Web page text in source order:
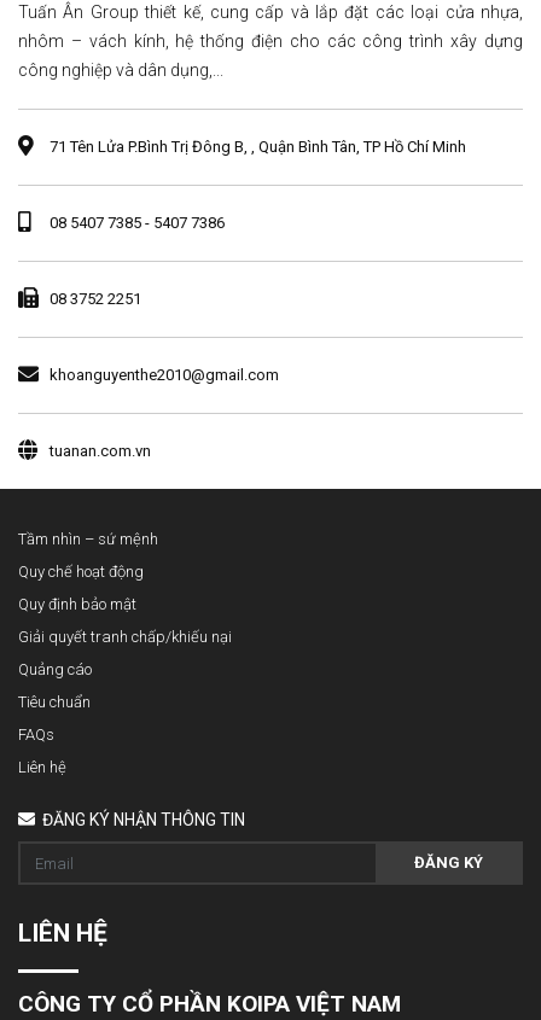
Tuấn Ân Group thiết kế, cung cấp và lắp đặt các loại cửa nhựa,
nhôm – vách kính, hệ thống điện cho các công trình xây dựng
công nghiệp và dân dụng,...
71 Tên Lửa P.Bình Trị Đông B, , Quận Bình Tân, TP Hồ Chí Minh
08 5407 7385 - 5407 7386
08 3752 2251
khoanguyenthe2010@gmail.com
tuanan.com.vn
Tầm nhìn – sứ mệnh
Quy chế hoạt động
Quy định bảo mật
Giải quyết tranh chấp/khiếu nại
Quảng cáo
Tiêu chuẩn
FAQs
Liên hệ
ĐĂNG KÝ NHẬN THÔNG TIN
ĐĂNG KÝ
LIÊN HỆ
CÔNG TY CỔ PHẦN KOIPA VIỆT NAM